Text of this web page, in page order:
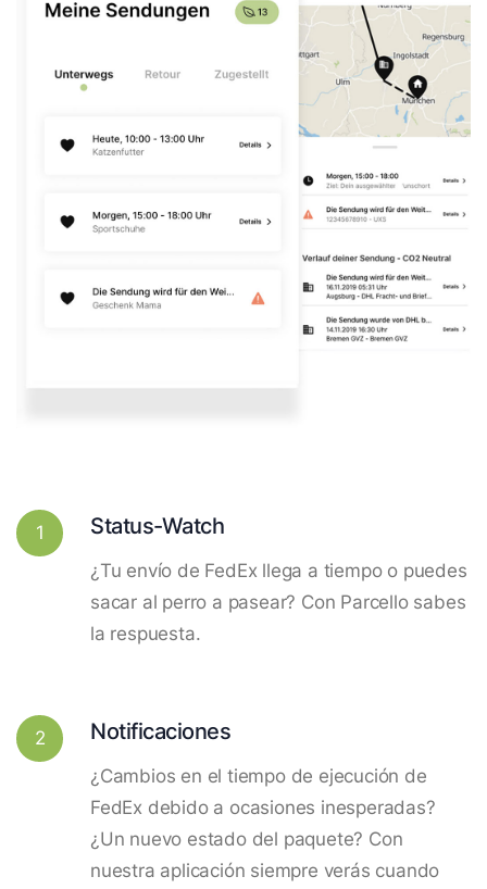
1 Status-Watch
¿Tu envío de FedEx llega a tiempo o puedes
sacar al perro a pasear? Con Parcello sabes
la respuesta.
2 Notificaciones
¿Cambios en el tiempo de ejecución de
FedEx debido a ocasiones inesperadas?
¿Un nuevo estado del paquete? Con
nuestra aplicación siempre verás cuando